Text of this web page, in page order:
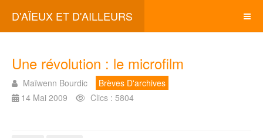
D'AÏEUX ET D'AILLEURS
Une révolution : le microfilm
Maïwenn Bourdic
Brèves D'archives
14 Mai 2009
Clics : 5804